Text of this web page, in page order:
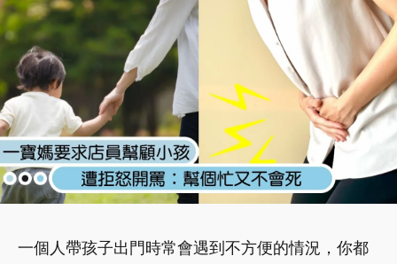
一個人帶孩子出門時常會遇到不方便的情況，你都